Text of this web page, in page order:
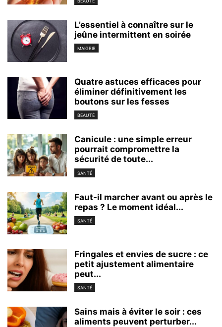
L’essentiel à connaître sur le
jeûne intermittent en soirée
MAIGRIR
Quatre astuces efficaces pour
éliminer définitivement les
boutons sur les fesses
BEAUTÉ
Canicule : une simple erreur
pourrait compromettre la
sécurité de toute...
SANTÉ
Faut-il marcher avant ou après le
repas ? Le moment idéal...
SANTÉ
Fringales et envies de sucre : ce
petit ajustement alimentaire
peut...
SANTÉ
Sains mais à éviter le soir : ces
aliments peuvent perturber...